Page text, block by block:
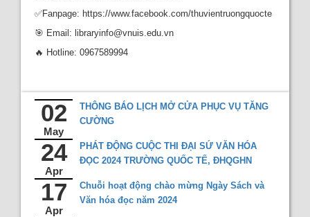
✅Fanpage: https://www.facebook.com/thuvientruongquocte
🎯 Email: libraryinfo@vnuis.edu.vn
🔥 Hotline: 0967589994
02
May
THÔNG BÁO LỊCH MỞ CỬA PHỤC VỤ TĂNG
CƯỜNG
24
Apr
PHÁT ĐỘNG CUỘC THI ĐẠI SỨ VĂN HÓA
ĐỌC 2024 TRƯỜNG QUỐC TẾ, ĐHQGHN
17
Apr
Chuỗi hoạt động chào mừng Ngày Sách và
Văn hóa đọc năm 2024